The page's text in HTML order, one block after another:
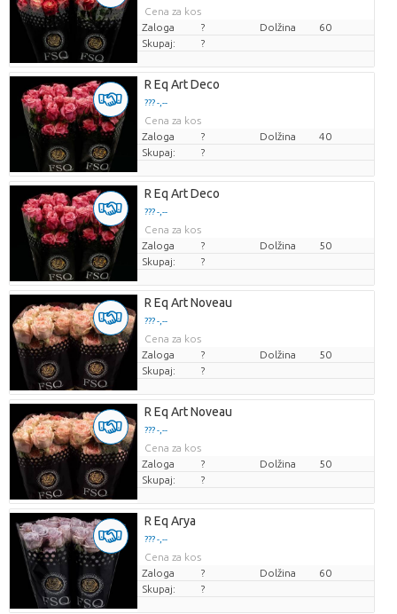
Cena za kos
Zaloga
? Dolžina
60
Skupaj:
?
R Eq Art Deco
??? -,--
Cena za kos
Zaloga
? Dolžina
40
Skupaj:
?
R Eq Art Deco
??? -,--
Cena za kos
Zaloga
? Dolžina
50
Skupaj:
?
R Eq Art Noveau
??? -,--
Cena za kos
Zaloga
? Dolžina
50
Skupaj:
?
R Eq Art Noveau
??? -,--
Cena za kos
Zaloga
? Dolžina
50
Skupaj:
?
R Eq Arya
??? -,--
Cena za kos
Zaloga
? Dolžina
60
Skupaj:
?